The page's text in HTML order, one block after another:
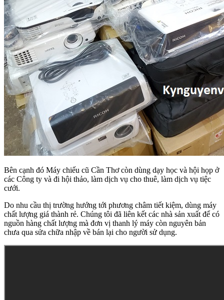
Bên cạnh đó Máy chiếu cũ Cần Thơ còn dùng dạy học và hội họp ở
các Công ty và đi hội thảo, làm dịch vụ cho thuê, làm dịch vụ tiệc
cưới.
Do nhu cầu thị trường hướng tới phương châm tiết kiệm, dùng máy
chất lượng giá thành rẻ. Chúng tôi đã liên kết các nhà sản xuất để có
nguồn hàng chất lượng mà đơn vị thanh lý máy còn nguyên bản
chưa qua sửa chữa nhập về bán lại cho người sử dụng.